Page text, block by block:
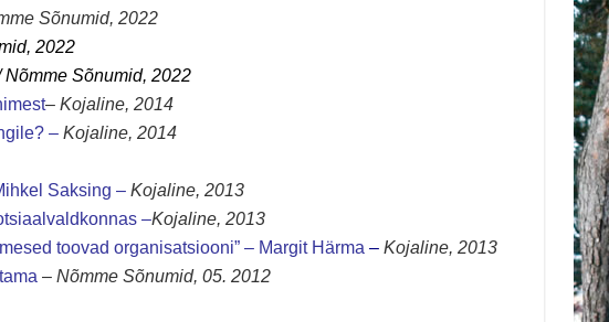
Sõnumid, 2022
2022
Sõnumid, 2022
– Kojaline, 2014
– Kojaline, 2014
Saksing – Kojaline, 2013
–Kojaline, 2013
toovad organisatsiooni” – Margit Härma – Kojaline, 2013
– Nõmme Sõnumid, 05. 2012